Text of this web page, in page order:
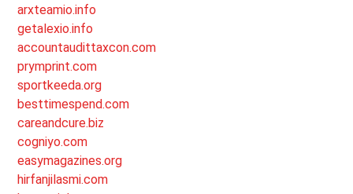
arxteamio.info
getalexio.info
accountaudittaxcon.com
prymprint.com
sportkeeda.org
besttimespend.com
careandcure.biz
cogniyo.com
easymagazines.org
hirfanjilasmi.com